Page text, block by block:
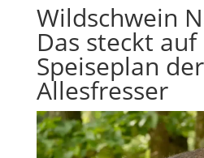
Wildschwein
Das steckt
Speiseplan der
Allesfresser